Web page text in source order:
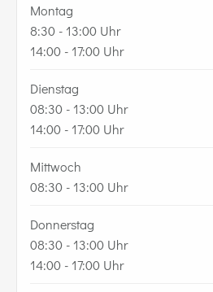
Montag
8:30 - 13:00 Uhr
14:00 - 17:00 Uhr
Dienstag
08:30 - 13:00 Uhr
14:00 - 17:00 Uhr
Mittwoch
08:30 - 13:00 Uhr
Donnerstag
08:30 - 13:00 Uhr
14:00 - 17:00 Uhr